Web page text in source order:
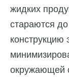
жидких
стараются
конструкцию
окружающей